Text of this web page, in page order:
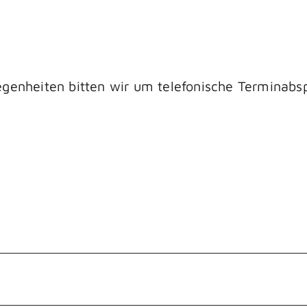
bitten wir um telefonische